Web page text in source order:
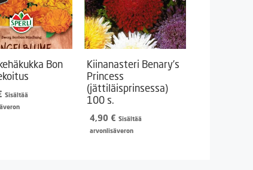
Bon
Sisältää
Kiinanasteri Benary’s
Princess
(jättiläisprinsessa)
100 s.
4,90 € Sisältää
arvonlisäveron